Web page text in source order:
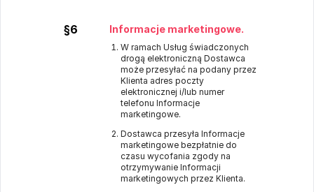
§6 Informacje marketingowe.
W ramach Usług świadczonych
drogą elektroniczną Dostawca
może przesyłać na podany przez
Klienta adres poczty
elektronicznej i/lub numer
telefonu Informacje
marketingowe.
Dostawca przesyła Informacje
marketingowe bezpłatnie do
czasu wycofania zgody na
otrzymywanie Informacji
marketingowych przez Klienta.